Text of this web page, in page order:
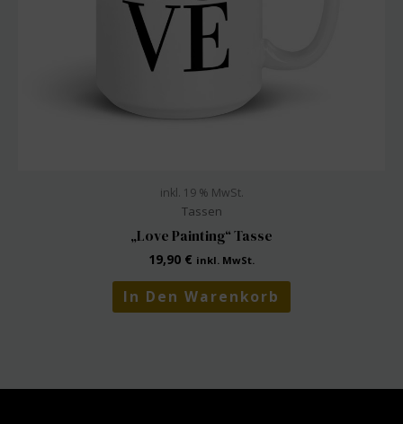
inkl. 19 % MwSt.
Tassen
„Love Painting“ Tasse
19,90 € inkl. MwSt.
In Den Warenkorb